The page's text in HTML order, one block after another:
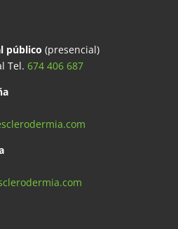
público (presencial)
Tel. 674 406 687